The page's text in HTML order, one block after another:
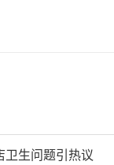
卫生问题引热议